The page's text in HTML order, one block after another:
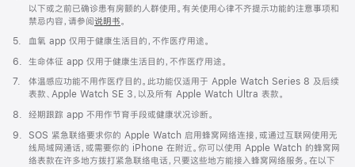
以下或之前已确诊患有房颤的人群使用。有关使用心律不齐提示功能的注意事项和
禁忌内容，请参阅说明书。
脚
5. 血氧 app 仅用于健康生活目的，不作医疗用途。
脚
6. 生命体征 app 仅用于健康生活目的，不作医疗用途。
脚7.
体温感应功能不用作医疗目的。此功能仅适用于 Apple Watch Series 8 及后续
表款、Apple Watch SE 3，以及所有 Apple Watch Ultra 表款。
脚
8. 经期跟踪 app 不用作节育手段或健康状况诊断。
脚
9.
SOS 紧急联络要求你的 Apple Watch 启用蜂窝网络连接，或通过互联网使用无
线局域网通话，或需要你的 iPhone 在附近。你可以使用 Apple Watch 的蜂窝网
络表款在许多地方拨打紧急联络电话，只要这些地方能接入蜂窝网络服务。在以下